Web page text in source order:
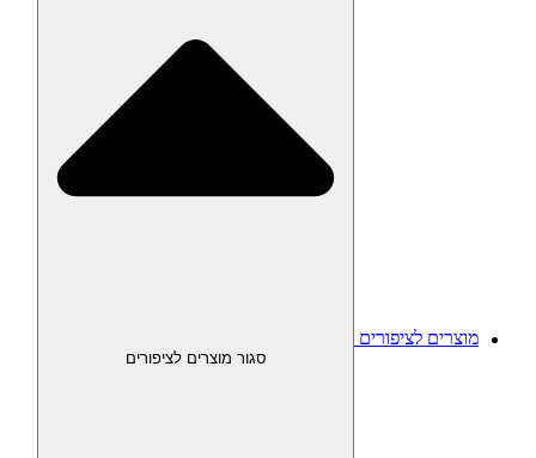
מוצרים לציפורים
סגור מוצרים לציפורים